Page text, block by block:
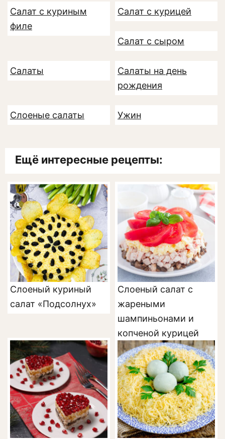
Салат с куриным
филе
Салат с курицей
Салат с сыром
Салаты
Салаты на день
рождения
Слоеные салаты Ужин
Ещё интересные рецепты:
Cлоеный куриный
салат «Подсолнух»
Слоеный салат с
жареными
шампиньонами и
копченой курицей